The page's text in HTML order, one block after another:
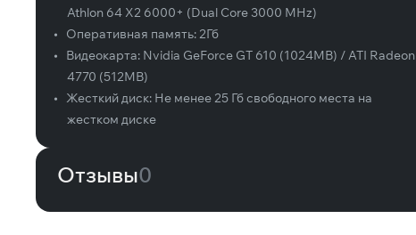
Athlon 64 X2 6000+ (Dual Core 3000 MHz)
•
Оперативная память:2Гб
•
Видеокарта: Nvidia GeForce GT 610 (1024MB) / ATI Radeon
4770 (512MB)
•
Жесткий диск: Не менее 25 Гб свободного места на
жестком диске
Отзывы0